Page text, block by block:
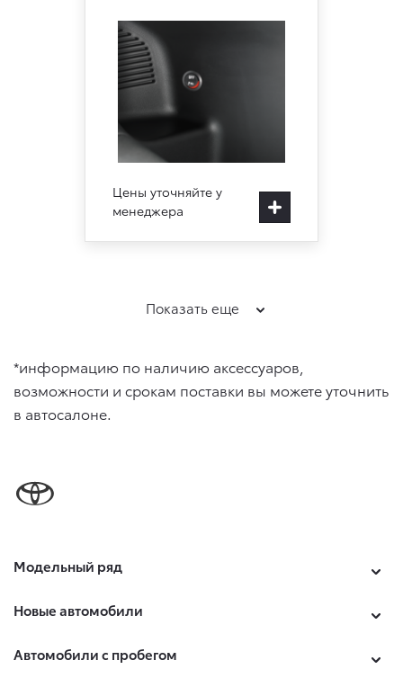
Цены уточняйте у
менеджера
Показать еще
*информацию по наличию аксессуаров,
возможности и срокам поставки вы можете уточнить
в автосалоне.
Модельный ряд
Новые автомобили
Автомобили с пробегом